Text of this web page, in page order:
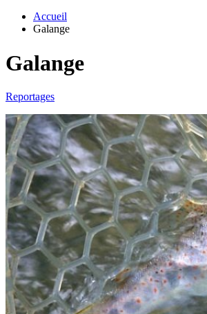
Accueil
Galange
Galange
Reportages